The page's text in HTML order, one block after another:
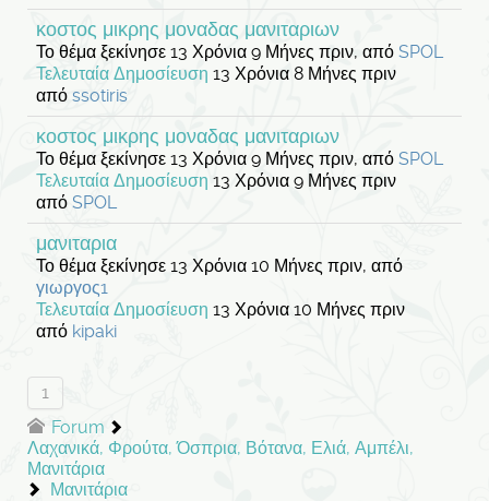
κοστος μικρης μοναδας μανιταριων
Το θέμα ξεκίνησε 13 Χρόνια 9 Μήνες πριν, από SPOL
Τελευταία Δημοσίευση 13 Χρόνια 8 Μήνες πριν
από ssotiris
κοστος μικρης μοναδας μανιταριων
Το θέμα ξεκίνησε 13 Χρόνια 9 Μήνες πριν, από SPOL
Τελευταία Δημοσίευση 13 Χρόνια 9 Μήνες πριν
από SPOL
μανιταρια
Το θέμα ξεκίνησε 13 Χρόνια 10 Μήνες πριν, από
γιωργος1
Τελευταία Δημοσίευση 13 Χρόνια 10 Μήνες πριν
από kipaki
1
Forum
Λαχανικά, Φρούτα, Όσπρια, Βότανα, Ελιά, Αμπέλι,
Μανιτάρια
Μανιτάρια